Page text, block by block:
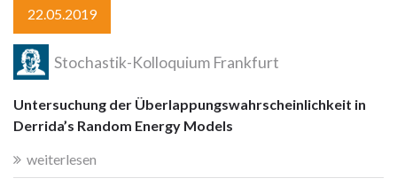
22.05.2019
Stochastik-Kolloquium Frankfurt
Untersuchung der Überlappungswahrscheinlichkeit in
Derrida’s Random Energy Models
weiterlesen